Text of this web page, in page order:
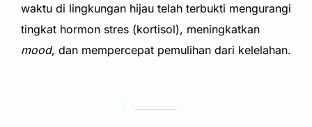
waktu di lingkungan hijau telah terbukti mengurangi
tingkat hormon stres (kortisol), meningkatkan
mood, dan mempercepat pemulihan dari kelelahan.